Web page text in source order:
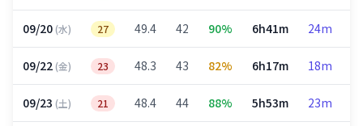
09/20(水) 27 49.4 42 90% 6h41m 24m
09/22(金) 23 48.3 43 82% 6h17m 18m
09/23 (土) 21 48.4 44 88% 5h53m 23m